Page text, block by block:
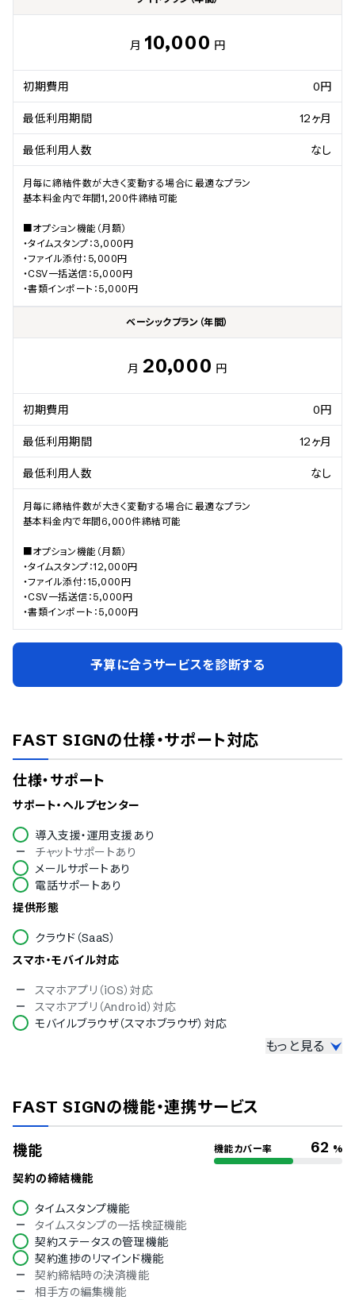
月 10,000 円
初期費用 0円
最低利用期間 12ヶ月
最低利用人数 なし
月毎に締結件数が大きく変動する場合に最適なプラン
基本料金内で年間1,200件締結可能
■オプション機能（月額）
・タイムスタンプ：3,000円
・ファイル添付：5,000円
・CSV一括送信：5,000円
・書類インポート：5,000円
ベーシックプラン（年間）
月 20,000 円
初期費用 0円
最低利用期間 12ヶ月
最低利用人数 なし
月毎に締結件数が大きく変動する場合に最適なプラン
基本料金内で年間6,000件締結可能
■オプション機能（月額）
・タイムスタンプ：12,000円
・ファイル添付：15,000円
・CSV一括送信：5,000円
・書類インポート：5,000円
予算に合うサービスを診断する
FAST SIGNの仕様・サポート対応
仕様・サポート
サポート・ヘルプセンター
導入支援・運用支援あり
チャットサポートあり
メールサポートあり
電話サポートあり
提供形態
クラウド（SaaS）
スマホ・モバイル対応
スマホアプリ（iOS）対応
スマホアプリ（Android）対応
モバイルブラウザ（スマホブラウザ）対応
冗長化
通信の暗号化
IP制限
二要素認証・二段階認証
シングルサインオン
ファイアウォール
PCIDSS（ペイメントデータセキュリティ基準）
公的認証
ISO/IEC 27017（クラウドサービスセキュリティ）
対応言語
もっと見る
FAST SIGNの機能・連携サービス
機能 機能カバー率 62 %
契約の締結機能
タイムスタンプ機能
タイムスタンプの一括検証機能
契約ステータスの管理機能
契約進捗のリマインド機能
契約締結時の決済機能
相手方の編集機能